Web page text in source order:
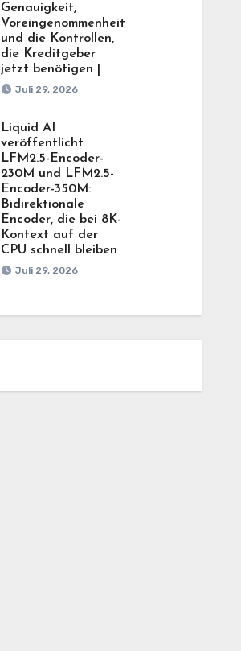
Genauigkeit,
Voreingenommenheit
und die Kontrollen,
die Kreditgeber
jetzt benötigen |
Juli 29, 2026
Liquid AI
veröffentlicht
LFM2.5-Encoder-
230M und LFM2.5-
Encoder-350M:
Bidirektionale
Encoder, die bei 8K-
Kontext auf der
CPU schnell bleiben
Juli 29, 2026